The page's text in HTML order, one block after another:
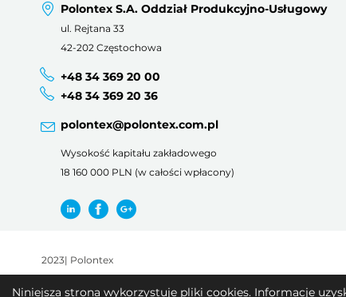
Niniejsza strona wykorzystuje pliki cookies. Informacje
Polontex S.A. Oddział Produkcyjno-Usługowy
ul. Rejtana 33
42-202 Częstochowa
+48 34 369 20 00
+48 34 369 20 36
polontex@polontex.com.pl
Wysokość kapitału zakładowego
18 160 000 PLN (w całości wpłacony)
2023| Polontex